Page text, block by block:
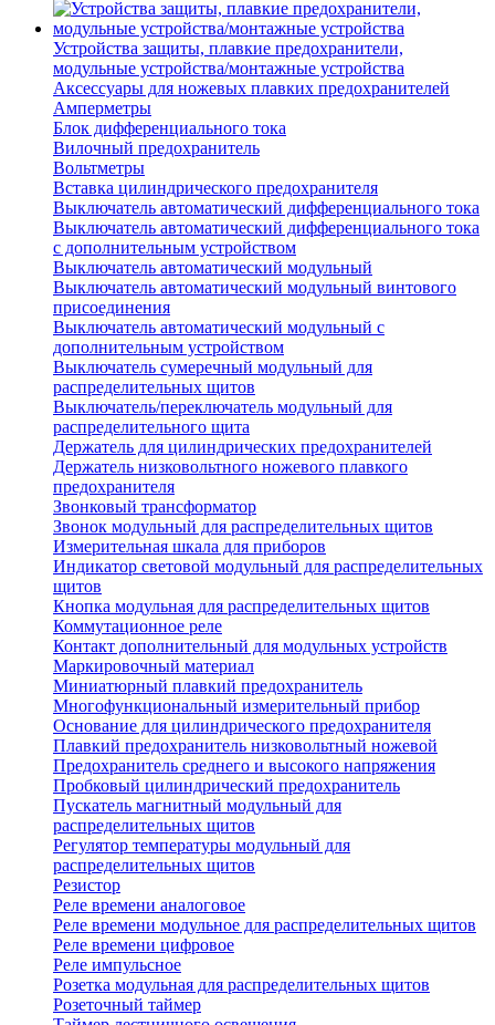
Устройства защиты, плавкие предохранители,
модульные устройства/монтажные устройства
Аксессуары для ножевых плавких предохранителей
Амперметры
Блок дифференциального тока
Вилочный предохранитель
Вольтметры
Вставка цилиндрического предохранителя
Выключатель автоматический дифференциального тока
Выключатель автоматический дифференциального тока
с дополнительным устройством
Выключатель автоматический модульный
Выключатель автоматический модульный винтового
присоединения
Выключатель автоматический модульный с
дополнительным устройством
Выключатель сумеречный модульный для
распределительных щитов
Выключатель/переключатель модульный для
распределительного щита
Держатель для цилиндрических предохранителей
Держатель низковольтного ножевого плавкого
предохранителя
Звонковый трансформатор
Звонок модульный для распределительных щитов
Измерительная шкала для приборов
Индикатор световой модульный для распределительных
щитов
Кнопка модульная для распределительных щитов
Коммутационное реле
Контакт дополнительный для модульных устройств
Маркировочный материал
Миниатюрный плавкий предохранитель
Многофункциональный измерительный прибор
Основание для цилиндрического предохранителя
Плавкий предохранитель низковольтный ножевой
Предохранитель среднего и высокого напряжения
Пробковый цилиндрический предохранитель
Пускатель магнитный модульный для
распределительных щитов
Регулятор температуры модульный для
распределительных щитов
Резистор
Реле времени аналоговое
Реле времени модульное для распределительных щитов
Реле времени цифровое
Реле импульсное
Розетка модульная для распределительных щитов
Розеточный таймер